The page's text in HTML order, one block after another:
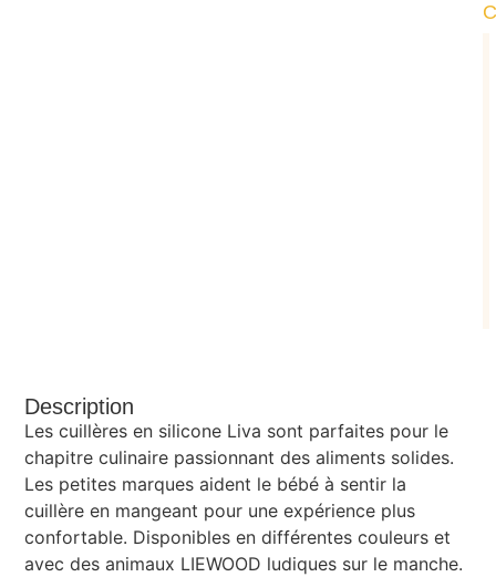
Description
Les cuillères en silicone Liva sont parfaites pour le
chapitre culinaire passionnant des aliments solides.
Les petites marques aident le bébé à sentir la
cuillère en mangeant pour une expérience plus
confortable. Disponibles en différentes couleurs et
avec des animaux LIEWOOD ludiques sur le manche.